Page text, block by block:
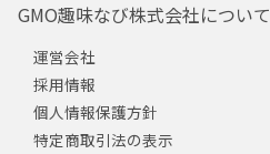
GMO趣味なび株式会社について
運営会社
採用情報
個人情報保護方針
特定商取引法の表示